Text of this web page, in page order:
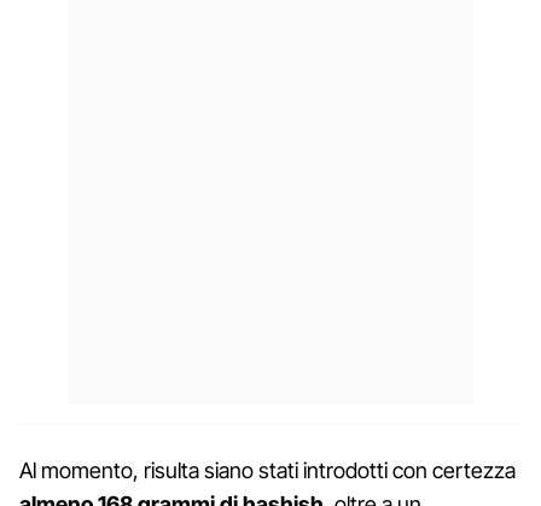
Al momento, risulta siano stati introdotti con certezza